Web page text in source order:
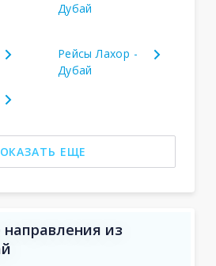
Дубай
Рейсы Лахор -
Дубай
ЕЩЕ
из